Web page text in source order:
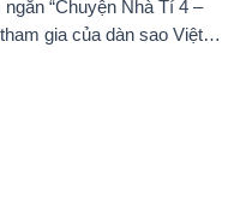
“Chuyện Nhà Tí 4 –
gia của dàn sao Việt